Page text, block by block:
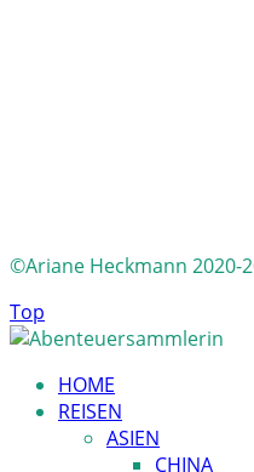
©Ariane Heckmann
Top
HOME
REISEN
ASIEN
CHINA